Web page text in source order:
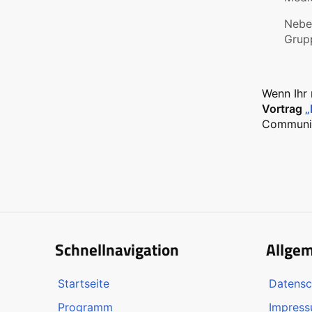
Wenn
Vortrag
Schnellnavigation
Startseite
Programm